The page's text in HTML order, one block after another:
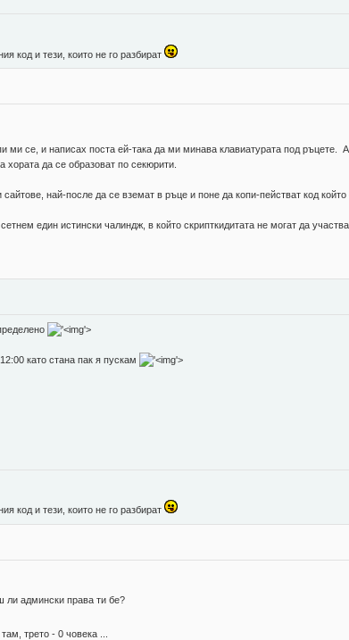
код и тези, които не го разбират
ми се, и написах поста ей-така да ми минава клавиатурата под ръцете.
да се образоват по секюрити.
най-после да се вземат в ръце и поне да копи-пействат код който
един истински чалиндж, в който скрипткидитата не могат да
'>
като стана пак я пускам '>
код и тези, които не го разбират
ли админски права ти бе?
трето - 0 човека ...